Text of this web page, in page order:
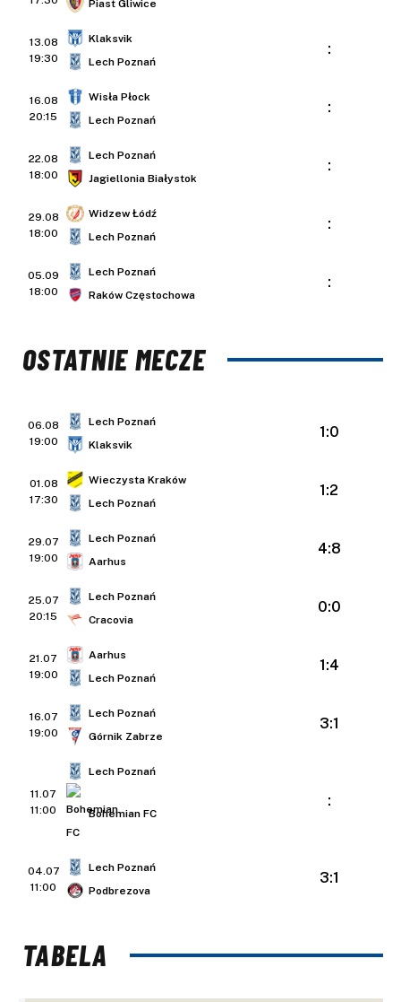
Piast Gliwice
13.08
19:30
Klaksvik
Lech Poznań
:
16.08
20:15
Wisła Płock
Lech Poznań
:
22.08
18:00
Lech Poznań
Jagiellonia Białystok
:
29.08
18:00
Widzew Łódź
Lech Poznań
:
05.09
18:00
Lech Poznań
Raków Częstochowa
:
OSTATNIE MECZE
06.08
19:00
Lech Poznań
Klaksvik
1:0
01.08
17:30
Wieczysta Kraków
Lech Poznań
1:2
29.07
19:00
Lech Poznań
Aarhus
4:8
25.07
20:15
Lech Poznań
Cracovia
0:0
21.07
19:00
Aarhus
Lech Poznań
1:4
16.07
19:00
Lech Poznań
Górnik Zabrze
3:1
11.07
11:00
Lech Poznań
Bohemian FC
:
04.07
11:00
Lech Poznań
Podbrezova
3:1
TABELA